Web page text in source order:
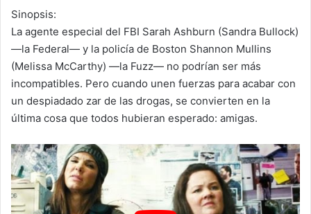
Sinopsis:
La agente especial del FBI Sarah Ashburn (Sandra Bullock)
—la Federal— y la policía de Boston Shannon Mullins
(Melissa McCarthy) —la Fuzz— no podrían ser más
incompatibles. Pero cuando unen fuerzas para acabar con
un despiadado zar de las drogas, se convierten en la
última cosa que todos hubieran esperado: amigas.